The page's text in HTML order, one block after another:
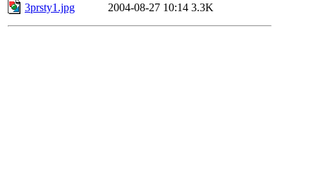
3prsty1.jpg
2004-08-27 10:14 3.3K